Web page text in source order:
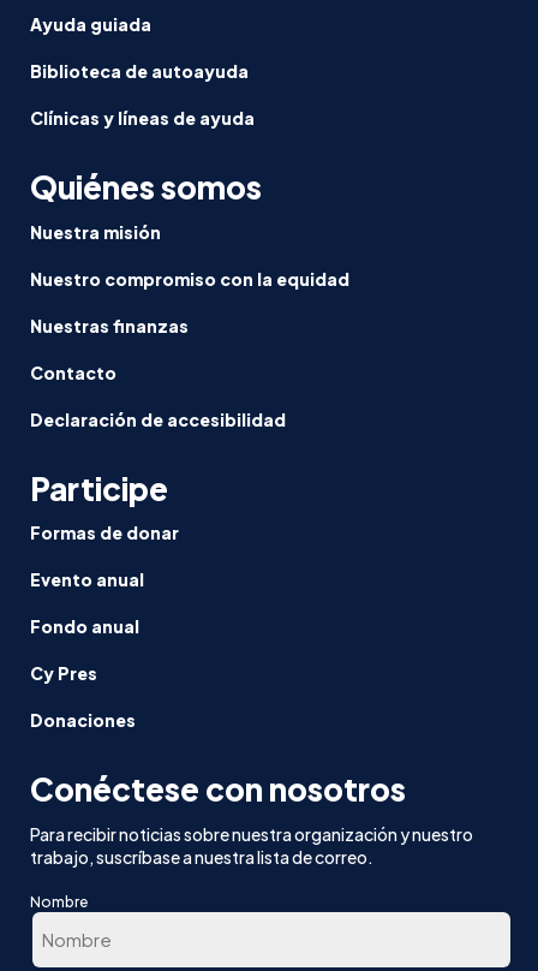
Ayuda guiada
Biblioteca de autoayuda
Clínicas y líneas de ayuda
Quiénes somos
Nuestra misión
Nuestro compromiso con la equidad
Nuestras finanzas
Contacto
Declaración de accesibilidad
Participe
Formas de donar
Evento anual
Fondo anual
Cy Pres
Donaciones
Conéctese con nosotros
Para recibir noticias sobre nuestra organización y nuestro
trabajo, suscríbase a nuestra lista de correo.
Nombre